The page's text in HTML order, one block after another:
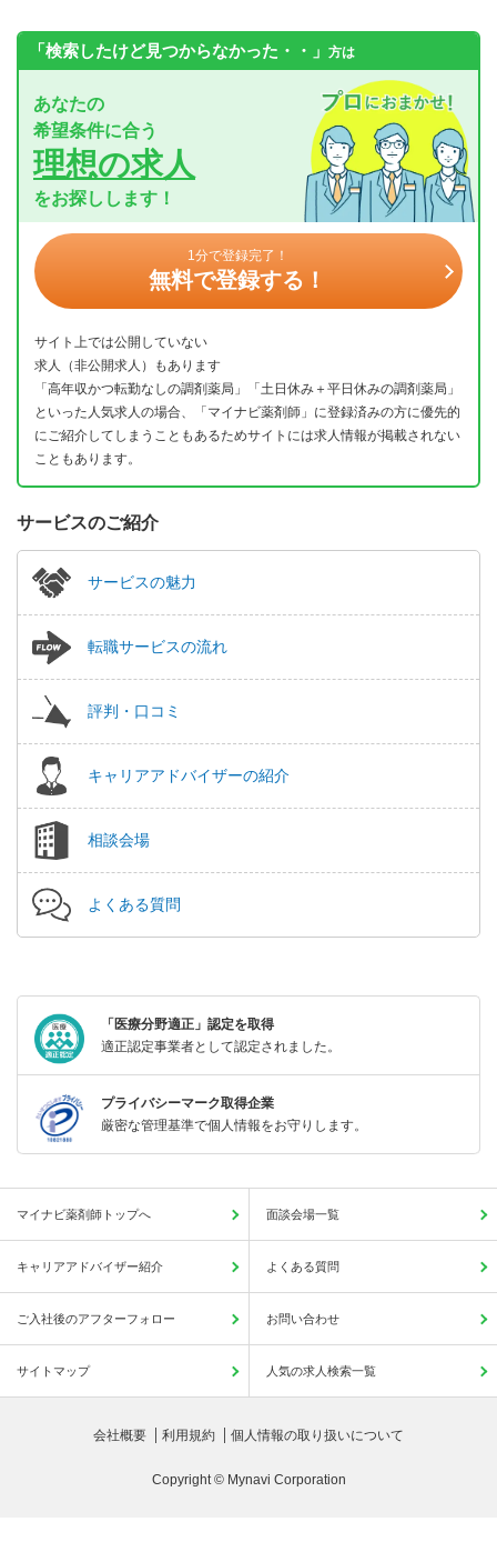
「検索したけど見つからなかった・・」 方は
あなたの
希望条件に合う
理想の求人
をお探しします！
1分で登録完了！
無料で登録する！
サイト上では公開していない
求人（非公開求人）もあります
「高年収かつ転勤なしの調剤薬局」「土日休み＋平日休みの調剤薬局」
といった人気求人の場合、「マイナビ薬剤師」に登録済みの方に優先的
にご紹介してしまうこともあるためサイトには求人情報が掲載されない
こともあります。
サービスのご紹介
サービスの魅力
転職サービスの流れ
評判・口コミ
キャリアアドバイザーの紹介
相談会場
よくある質問
「医療分野適正」認定を取得
適正認定事業者として認定されました。
プライバシーマーク取得企業
厳密な管理基準で個人情報をお守りします。
マイナビ薬剤師トップへ 面談会場一覧
キャリアアドバイザー紹介 よくある質問
ご入社後のアフターフォロー お問い合わせ
サイトマップ 人気の求人検索一覧
会社概要 利用規約 個人情報の取り扱いについて
Copyright © Mynavi Corporation